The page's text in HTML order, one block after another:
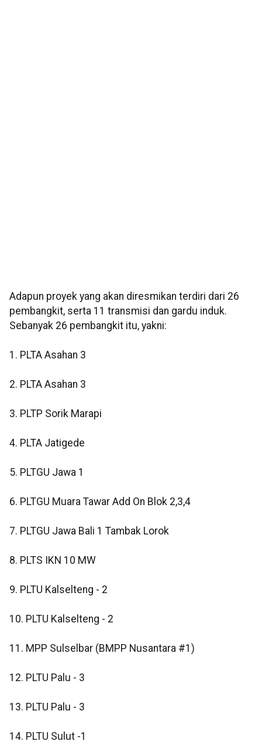
Adapun proyek yang akan diresmikan terdiri dari 26
pembangkit, serta 11 transmisi dan gardu induk.
Sebanyak 26 pembangkit itu, yakni:
1. PLTA Asahan 3
2. PLTA Asahan 3
3. PLTP Sorik Marapi
4. PLTA Jatigede
5. PLTGU Jawa 1
6. PLTGU Muara Tawar Add On Blok 2,3,4
7. PLTGU Jawa Bali 1 Tambak Lorok
8. PLTS IKN 10 MW
9. PLTU Kalselteng - 2
10. PLTU Kalselteng - 2
11. MPP Sulselbar (BMPP Nusantara #1)
12. PLTU Palu - 3
13. PLTU Palu - 3
14. PLTU Sulut -1